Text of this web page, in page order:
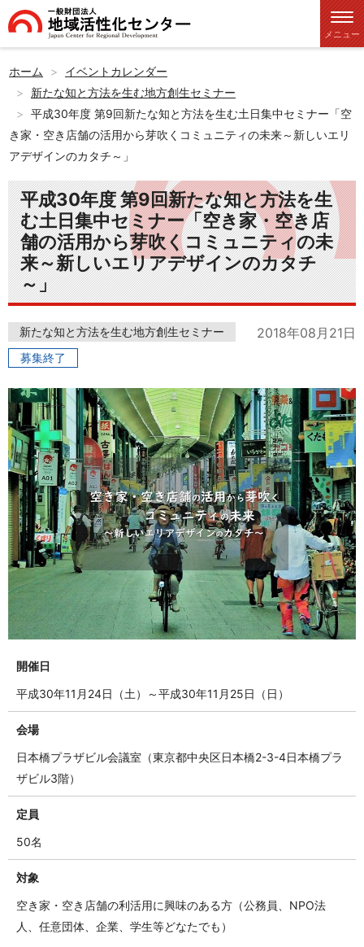
メニュー
ホーム
イベントカレンダー
新たな知と方法を生む地方創生セミナー
平成30年度 第9回新たな知と方法を生む土日集中セミナー「空
き家・空き店舗の活用から芽吹くコミュニティの未来～新しいエリ
アデザインのカタチ～」
平成30年度 第9回新たな知と方法を生
む土日集中セミナー「空き家・空き店
舗の活用から芽吹くコミュニティの未
来～新しいエリアデザインのカタチ
～」
新たな知と方法を生む地方創生セミナー
募集終了
2018年08月21日
開催日
平成30年11月24日（土）～平成30年11月25日（日）
会場
日本橋プラザビル会議室（東京都中央区日本橋2-3-4日本橋プラ
ザビル3階）
定員
50名
対象
空き家・空き店舗の利活用に興味のある方（公務員、NPO法
人、任意団体、企業、学生等どなたでも）